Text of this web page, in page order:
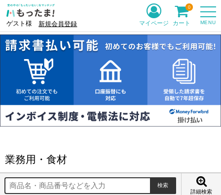
ゲスト様 新規会員登録 MENU
マイページ カート
0
業務用・食材
詳細検索